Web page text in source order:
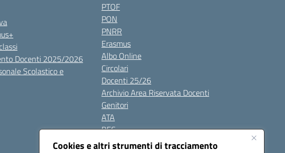
Cookies e altri strumenti di tracciamento
Docenti 2025/2026
Scolastico e
PTOF
PON
PNRR
Erasmus
Albo Online
Circolari
Docenti 25/26
Archivio Area Riservata Docenti
Genitori
ATA
BES
Modulistica